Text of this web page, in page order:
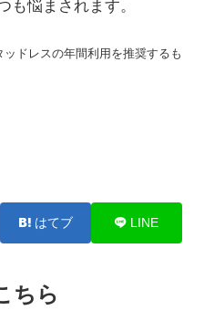
も悩まされます。
ドレスの年間利用を推奨するも
はてブ LINE
ちら